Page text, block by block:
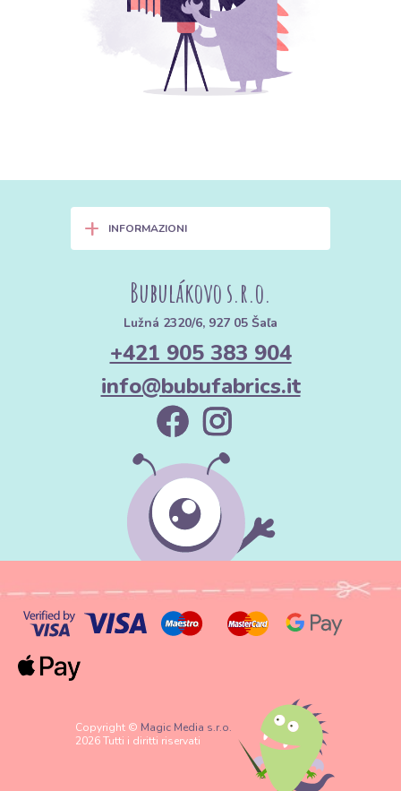
+ INFORMAZIONI
Bubulákovo s.r.o.
Lužná 2320/6, 927 05 Šaľa
+421 905 383 904
info@bubufabrics.it
Copyright © Magic Media s.r.o.
2026 Tutti i diritti riservati